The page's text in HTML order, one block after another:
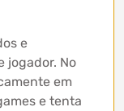
e
jogador. No
em
e tenta